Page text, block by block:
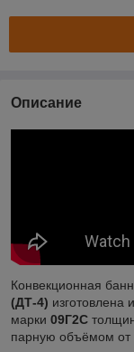
Описание
Конвекционная
(ДТ-4) изготовлена
марки 09Г2С
парную объёмом от